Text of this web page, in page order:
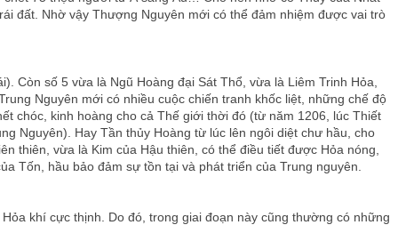
đất. Nhờ vậy Thượng Nguyên mới có thể đảm nhiệm được vai trò
Còn số 5 vừa là Ngũ Hoàng đại Sát Thổ, vừa là Liêm Trinh Hỏa,
Nguyên mới có nhiều cuộc chiến tranh khốc liệt, những chế độ
chóc, kinh hoàng cho cả Thế giới thời đó (từ năm 1206, lúc Thiết
Nguyên). Hay Tần thủy Hoàng từ lúc lên ngôi diệt chư hầu, cho
thiên, vừa là Kim của Hậu thiên, có thể điều tiết được Hỏa nóng,
Tốn, hầu bảo đảm sự tồn tại và phát triển của Trung nguyên.
khí cực thịnh. Do đó, trong giai đoạn này cũng thường có những